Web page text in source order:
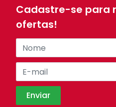
Cadastre-se para
ofertas!